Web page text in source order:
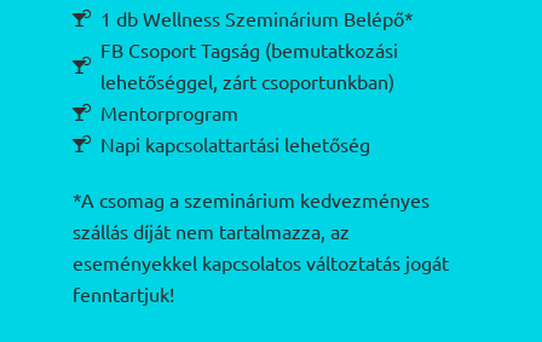
1 db Wellness Szeminárium Belépő*
FB Csoport Tagság (bemutatkozási
lehetőséggel, zárt csoportunkban)
Mentorprogram
Napi kapcsolattartási lehetőség
*A csomag a szeminárium kedvezményes
szállás díját nem tartalmazza, az
eseményekkel kapcsolatos változtatás jogát
fenntartjuk!